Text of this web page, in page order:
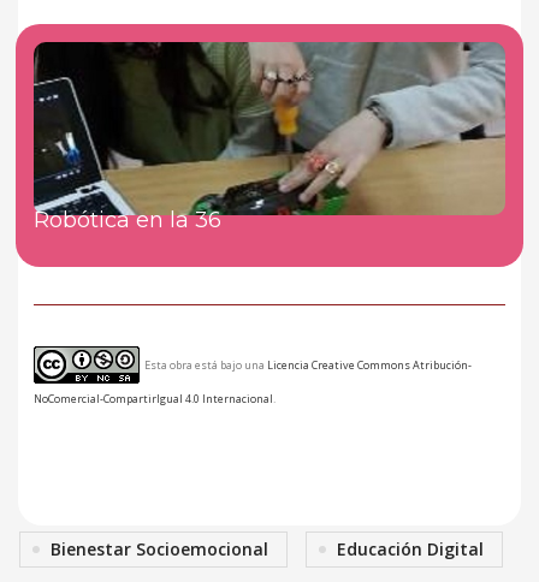
Robótica en la 36
Esta obra está bajo una Licencia Creative Commons Atribución-
NoComercial-CompartirIgual 4.0 Internacional.
Bienestar Socioemocional Educación Digital